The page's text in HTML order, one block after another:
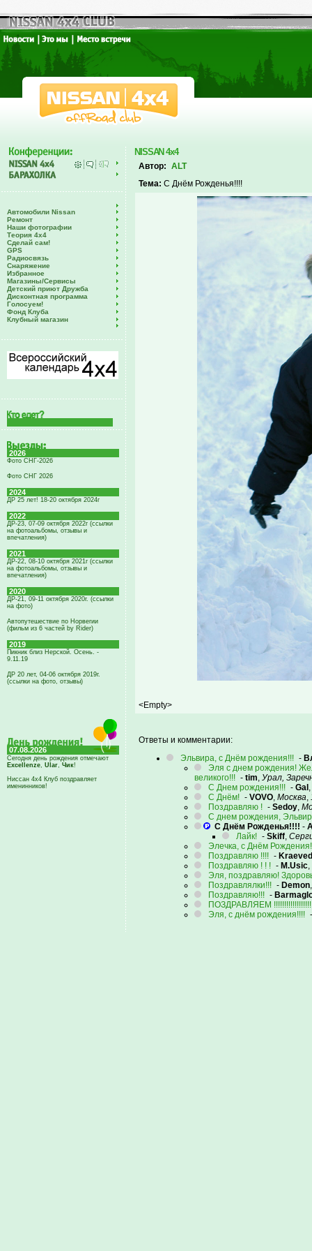
Автомобили Nissan
Ремонт
Наши фотографии
Теория 4х4
Сделай сам!
GPS
Радиосвязь
Снаряжение
Избранное
Магазины/Сервисы
Детский приют Дружба
Дисконтная программа
Голосуем!
Фонд Клуба
Клубный магазин
2026
Фото СНГ-2026
Фото СНГ 2026
2024
ДР 25 лет! 18-20 октября 2024г
2022
ДР-23, 07-09 октября 2022г (ссылки
на фотоальбомы, отзывы и
впечатления)
2021
ДР-22, 08-10 октября 2021г (ссылки
на фотоальбомы, отзывы и
впечатления)
2020
ДР-21, 09-11 октября 2020г. (ссылки
на фото)
Автопутешествие по Норвегии
(фильм из 6 частей by Rider)
2019
Пикник близ Нерской. Осень. -
9.11.19
ДР 20 лет, 04-06 октября 2019г.
(ссылки на фото, отзывы)
07.08.2026
Сегодня день рождения отмечают
Excellenze, Ular, Чик!
Ниссан 4х4 Клуб поздравляет
именинников!
NISSAN 4x4
Автор: ALT
Тема: С Днём Рожденья!!!!
<Empty>
Ответы и комментарии:
Эльвира, с Днём рождения!!! -
Эля с днем рождения!
великого!!! - tim, Урал,
C Днем рождения!!! - Gal ,
С Днём! - VOVO, Москва,
Поздравляю ! - Sedoy,
С днем рождения,
С Днём Рожденья!!!! -
Лайк! - Skiff,
Элечка, с Днём Рождения!
Поздравляю !!!! - Kraeved
Поздравляю ! ! ! - M.Usic,
Эля, поздравляю!
Поздравлялки!!! - Demon
Поздравляю!!! -
ПОЗДРАВЛЯЕМ
Эля, с днём рождения!!!!